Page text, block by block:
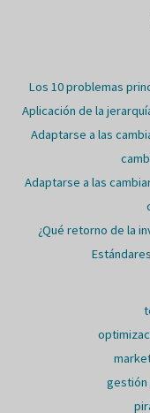
Los 10 problemas
Aplicación de la
Adaptarse a las
Adaptarse a las
¿Qué retorno de la
gestión